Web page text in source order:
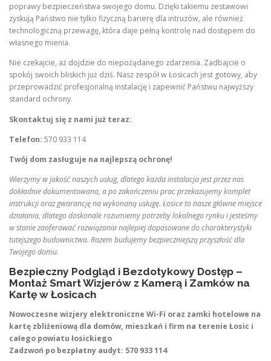
poprawy bezpieczeństwa swojego domu. Dzięki takiemu zestawowi
zyskują Państwo nie tylko fizyczną barierę dla intruzów, ale również
technologiczną przewagę, która daje pełną kontrolę nad dostępem do
własnego mienia.
Nie czekajcie, aż dojdzie do niepożądanego zdarzenia. Zadbajcie o
spokój swoich bliskich już dziś. Nasz zespół w Łosicach jest gotowy, aby
przeprowadzić profesjonalną instalację i zapewnić Państwu najwyższy
standard ochrony.
Skontaktuj się z nami już teraz:
Telefon: 570 933 114
Twój dom zasługuje na najlepszą ochronę!
Wierzymy w jakość naszych usług, dlatego każda instalacja jest przez nas
dokładnie dokumentowana, a po zakończeniu prac przekazujemy komplet
instrukcji oraz gwarancję na wykonaną usługę. Łosice to nasze główne miejsce
działania, dlatego doskonale rozumiemy potrzeby lokalnego rynku i jesteśmy
w stanie zaoferować rozwiązania najlepiej dopasowane do charakterystyki
tutejszego budownictwa. Razem budujemy bezpieczniejszą przyszłość dla
Twojego domu.
Bezpieczny Podgląd i Bezdotykowy Dostęp –
Montaż Smart Wizjerów z Kamerą i Zamków na
Kartę w Łosicach
Nowoczesne wizjery elektroniczne Wi-Fi oraz zamki hotelowe na
kartę zbliżeniową dla domów, mieszkań i firm na terenie Łosic i
całego powiatu łosickiego
Zadzwoń po bezpłatny audyt: 570 933 114